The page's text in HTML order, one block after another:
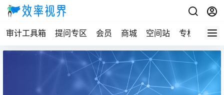
审计工具箱 提问专区 会员 商城 空间站 专栏